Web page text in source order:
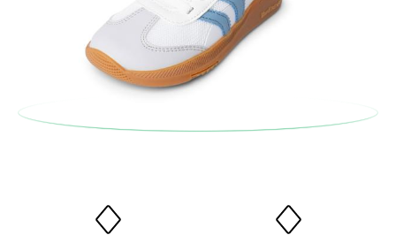
Adresse ein. Ein Rücksendeetikett wird Ihnen dann
automatisch an Ihr Postfach gesendet.
Um einen Artikel umzutauschen, senden Sie bitte Ihr
ursprüngliches Paar unter Verwendung des bereitgestellten
Etiketts bei einer Postfiliale zurück und geben Sie eine neue